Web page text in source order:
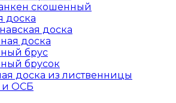
скошенный
доска
доска
доска
брус
брусок
доска из лиственницы
и ОСБ